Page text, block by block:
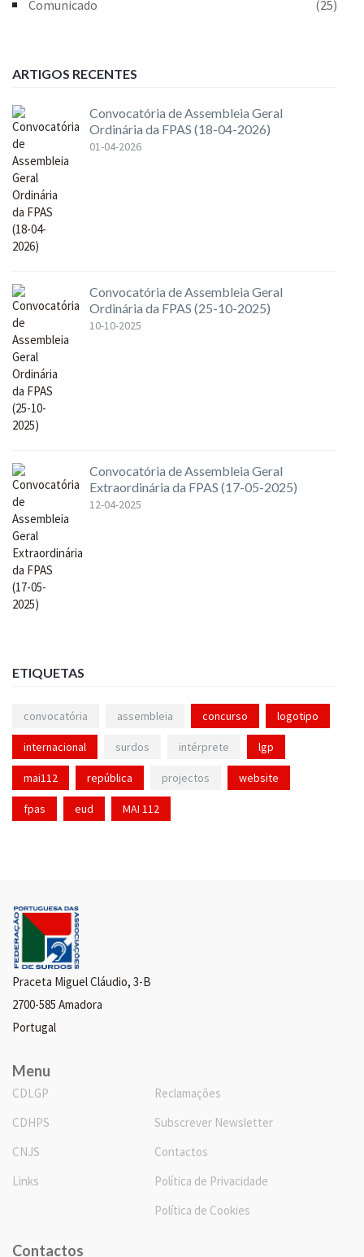
Comunicado
(25)
ARTIGOS RECENTES
Convocatória de Assembleia Geral
Ordinária da FPAS (18-04-2026)
01-04-2026
Convocatória de Assembleia Geral
Ordinária da FPAS (25-10-2025)
10-10-2025
Convocatória de Assembleia Geral
Extraordinária da FPAS (17-05-2025)
12-04-2025
ETIQUETAS
convocatória assembleia concurso logotipo
internacional surdos intérprete lgp
mai112 república projectos website
fpas eud MAI 112
Praceta Miguel Cláudio, 3-B
2700-585 Amadora
Portugal
Menu
CDLGP
CDHPS
CNJS
Links
Reclamações
Subscrever Newsletter
Contactos
Política de Privacidade
Política de Cookies
Contactos